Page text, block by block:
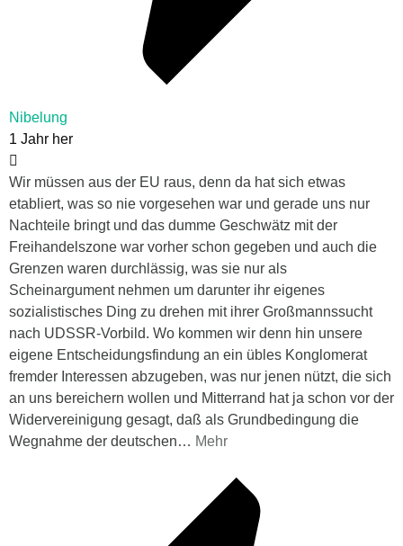
Nibelung
1 Jahr her
Wir müssen aus der EU raus, denn da hat sich etwas
etabliert, was so nie vorgesehen war und gerade uns nur
Nachteile bringt und das dumme Geschwätz mit der
Freihandelszone war vorher schon gegeben und auch die
Grenzen waren durchlässig, was sie nur als
Scheinargument nehmen um darunter ihr eigenes
sozialistisches Ding zu drehen mit ihrer Großmannssucht
nach UDSSR-Vorbild. Wo kommen wir denn hin unsere
eigene Entscheidungsfindung an ein übles Konglomerat
fremder Interessen abzugeben, was nur jenen nützt, die sich
an uns bereichern wollen und Mitterrand hat ja schon vor der
Widervereinigung gesagt, daß als Grundbedingung die
Wegnahme der deutschen… Mehr